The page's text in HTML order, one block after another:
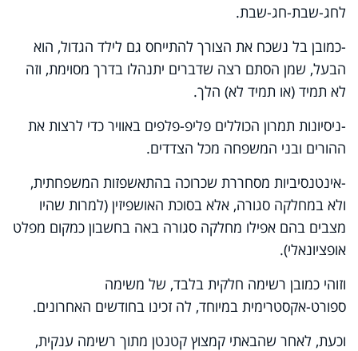
לחג-שבת-חג-שבת.
-כמובן בל נשכח את הצורך להתייחס גם לילד הגדול, הוא
הבעל, שמן הסתם רצה שדברים יתנהלו בדרך מסוימת, וזה
לא תמיד (או תמיד לא) הלך.
-ניסיונות תמרון הכוללים פליפ-פלפים באוויר כדי לרצות את
ההורים ובני המשפחה מכל הצדדים.
-אינטנסיביות מסחררת שכרוכה בהתאשפזות המשפחתית,
ולא במחלקה סגורה, אלא בסוכת האושפיזין (למרות שהיו
מצבים בהם אפילו מחלקה סגורה באה בחשבון כמקום מפלט
אופציונאלי).
וזוהי כמובן רשימה חלקית בלבד, של משימה
ספורט-אקסטרימית במיוחד, לה זכינו בחודשים האחרונים.
וכעת, לאחר שהבאתי קמצוץ קטנטן מתוך רשימה ענקית,